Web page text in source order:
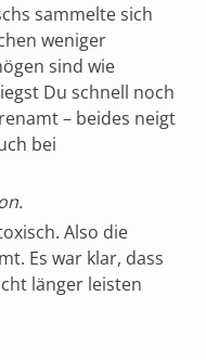
sammelte sich
weniger
sind wie
Du schnell noch
– beides neigt
bei
Also die
Es war klar, dass
länger leisten